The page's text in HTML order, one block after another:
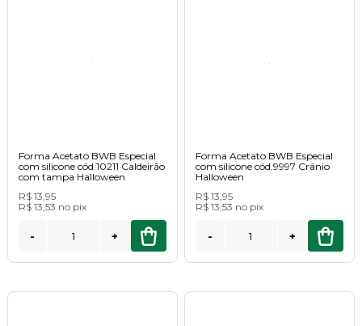
Forma Acetato BWB Especial
com silicone cód.10211 Caldeirão
com tampa Halloween
R$ 13,95
R$ 13,53 no pix
- +
Forma Acetato BWB Especial
com silicone cód.9997 Crânio
Halloween
R$ 13,95
R$ 13,53 no pix
- +